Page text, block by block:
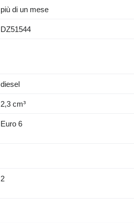
più di un mese
DZ51544
diesel
2,3 cm³
Euro 6
2